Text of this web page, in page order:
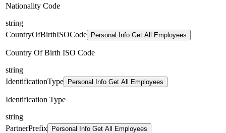
Nationality Code
string
CountryOfBirthISOCode
Personal Info Get All Employees
Country Of Birth ISO Code
string
IdentificationType
Personal Info Get All Employees
Identification Type
string
PartnerPrefix
Personal Info Get All Employees